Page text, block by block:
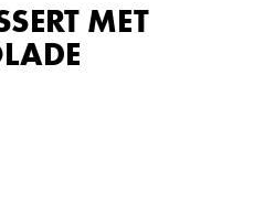
MET